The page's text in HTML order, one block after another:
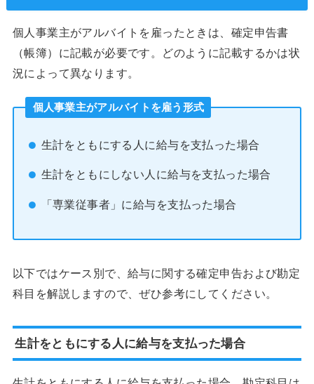
個人事業主がアルバイトを雇ったときは、確定申告書
（帳簿）に記載が必要です。どのように記載するかは状
況によって異なります。
個人事業主がアルバイトを雇う形式
生計をともにする人に給与を支払った場合
生計をともにしない人に給与を支払った場合
「専業従事者」に給与を支払った場合
以下ではケース別で、給与に関する確定申告および勘定
科目を解説しますので、ぜひ参考にしてください。
生計をともにする人に給与を支払った場合